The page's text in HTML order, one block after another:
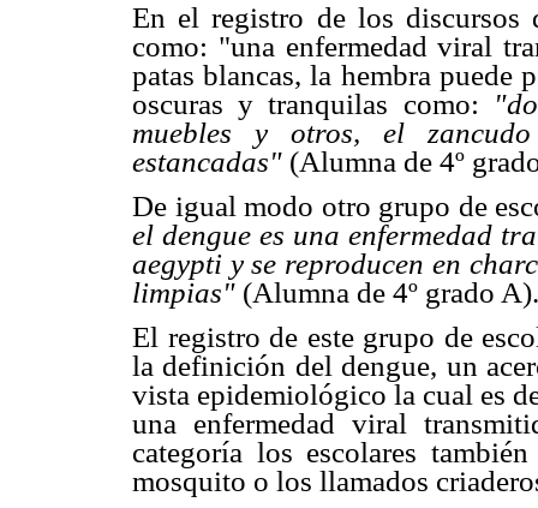
En el registro de los discursos
como: "una enfermedad viral
patas blancas, la hembra puede
oscuras y tranquilas como:
muebles y otros, el
estancadas" (Alumna de 4º
De igual modo otro grupo de
el dengue es una enfermedad
aegypti y se reproducen en
limpias" (Alumna de 4º grado A).
El registro de este grupo de
la definición del dengue, un
vista epidemiológico la cual es
una enfermedad viral
categoría los escolares
mosquito o los llamados